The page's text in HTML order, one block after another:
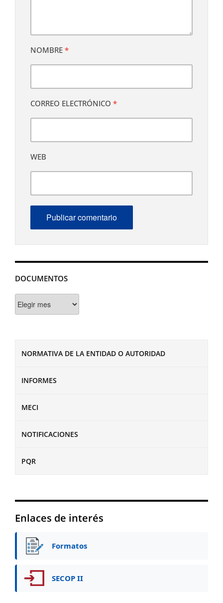
DOCUMENTOS
NORMATIVA DE LA ENTIDAD O AUTORIDAD
INFORMES
MECI
NOTIFICACIONES
PQR
Enlaces de interés
Formatos
SECOP II
NOMBRE *
CORREO ELECTRÓNICO *
WEB